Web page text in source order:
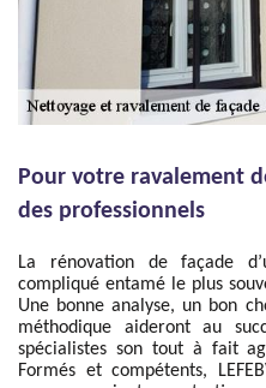
Pour votre ravalement
des professionnels
La rénovation de façade
compliqué entamé le plus
Une bonne analyse, un bon
méthodique aideront au
spécialistes son tout à fait
Formés et compétents,